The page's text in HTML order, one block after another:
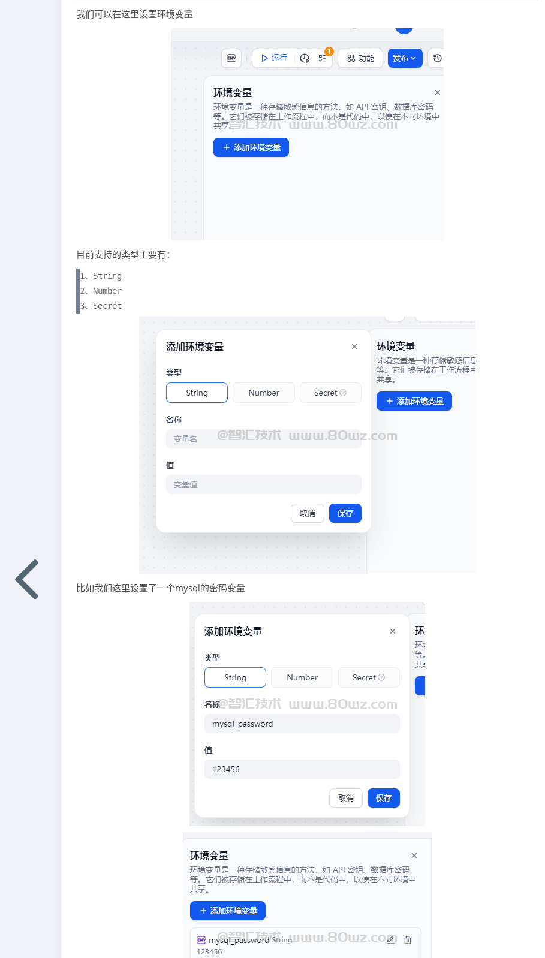
我们可以在这里设置环境变量
目前支持的类型主要有：
1、String
2、Number
3、Secret
比如我们这里设置了一个mysql的密码变量